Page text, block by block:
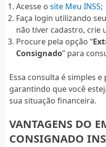
Acesse o site Meu INSS;
Faça login utilizando
não tiver cadastro, crie
Procure pela opção “
Consignado” para
Essa consulta é simples
garantindo que você
sua situação financeira.
VANTAGENS DO
CONSIGNADO